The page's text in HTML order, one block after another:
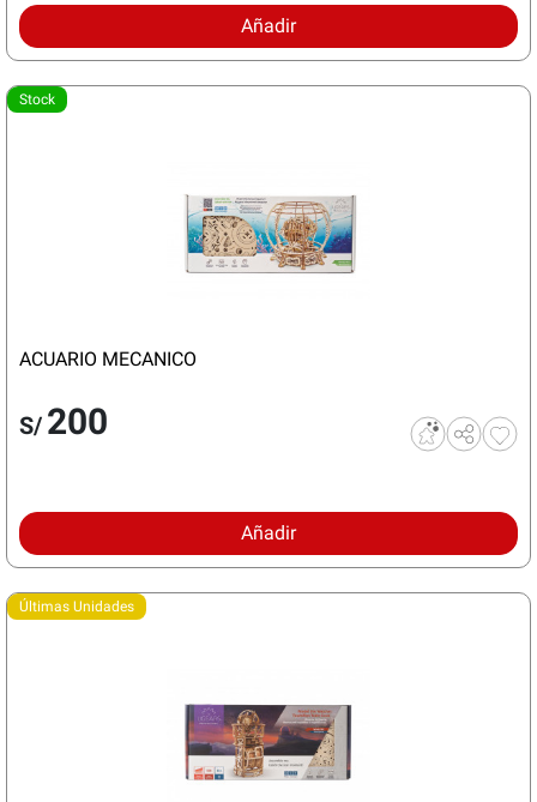
Añadir
Stock
ACUARIO MECANICO
S/ 200
Añadir
Últimas Unidades